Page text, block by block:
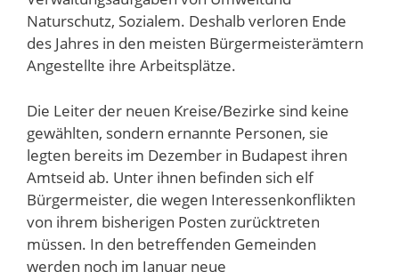
Naturschutz, Sozialem. Deshalb verloren Ende
des Jahres in den meisten Bürgermeisterämtern
Angestellte ihre Arbeitsplätze.
Die Leiter der neuen Kreise/Bezirke sind keine
gewählten, sondern ernannte Personen, sie
legten bereits im Dezember in Budapest ihren
Amtseid ab. Unter ihnen befinden sich elf
Bürgermeister, die wegen Interessenkonflikten
von ihrem bisherigen Posten zurücktreten
müssen. In den betreffenden Gemeinden
werden noch im Januar neue